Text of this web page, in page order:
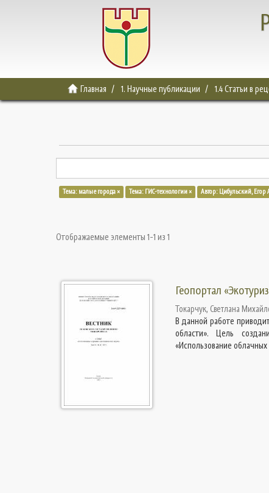
Главная 1. Научные публикации 1.4 Статьи в
Тема: малые города × Тема: ГИС-технологии × Автор: Цибульский, Егор
Отображаемые элементы 1-1 из 1
Геопортал
Токарчук, Светлана
В данной работе
области». Цель
«Использование облачных